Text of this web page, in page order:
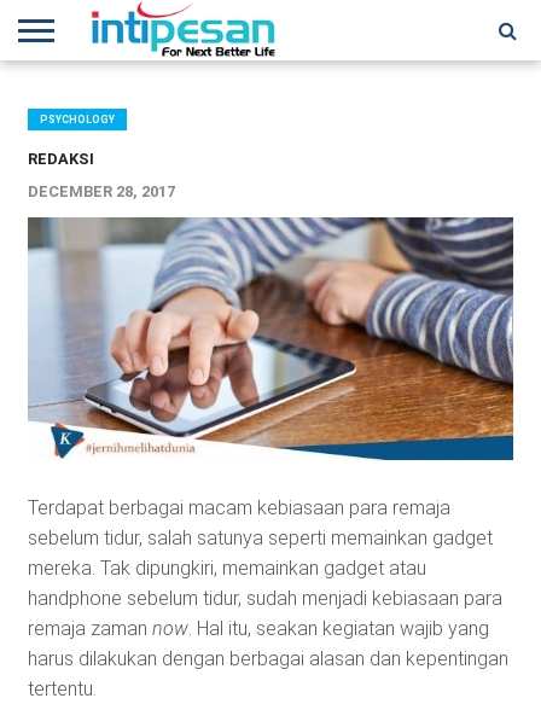
NEWS
CONFERENCES
TRAINING
IPSHOW
EVENT
IP
NETWORK
MORE
PSYCHOLOGY
REDAKSI
DECEMBER 28, 2017
Terdapat berbagai macam kebiasaan para remaja
sebelum tidur, salah satunya seperti memainkan gadget
mereka. Tak dipungkiri, memainkan gadget atau
handphone sebelum tidur, sudah menjadi kebiasaan para
remaja zaman now. Hal itu, seakan kegiatan wajib yang
harus dilakukan dengan berbagai alasan dan kepentingan
tertentu.